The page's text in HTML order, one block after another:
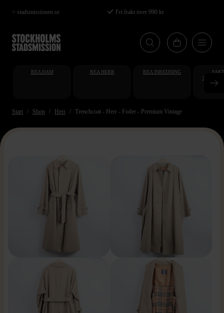
Hoppa
till
huvudinnehåll
< stadsmissionen.se Fri frakt över 990 kr
REA DAM REA HERR REA INREDNING
Start Shop Herr Trenchcoat - Herr - Foder - Premium Vintage